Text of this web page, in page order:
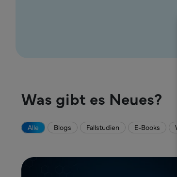
Was gibt es Neues?
Alle Blogs Fallstudien E-Books